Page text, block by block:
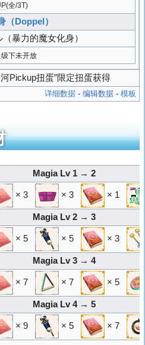
(全/3T)
（Doppel）
（暴力的魔女化身）
下未开放
Pickup扭蛋”限定扭蛋获得
详细数据- 编辑数据- 模板
Magia Lv 1 → 2
× 3 × 3 × 1
Magia Lv 2 → 3
× 5 × 5 × 3
Magia Lv 3 → 4
× 7 × 7 × 5
Magia Lv 4 → 5
× 9 × 5 × 7